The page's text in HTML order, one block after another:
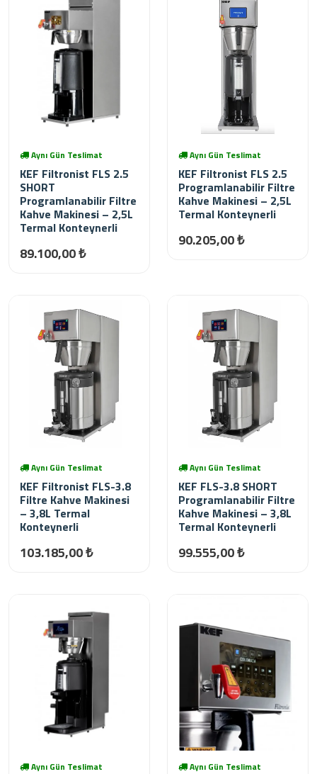
Aynı Gün Teslimat
KEF Filtronist FLS 2.5
SHORT
Programlanabilir Filtre
Kahve Makinesi – 2,5L
Termal Konteynerli
89.100,00 ₺
Aynı Gün Teslimat
KEF Filtronist FLS 2.5
Programlanabilir Filtre
Kahve Makinesi – 2,5L
Termal Konteynerli
90.205,00 ₺
Aynı Gün Teslimat
KEF Filtronist FLS-3.8
Filtre Kahve Makinesi
– 3,8L Termal
Konteynerli
103.185,00 ₺
Aynı Gün Teslimat
KEF FLS-3.8 SHORT
Programlanabilir Filtre
Kahve Makinesi – 3,8L
Termal Konteynerli
99.555,00 ₺
Aynı Gün Teslimat Aynı Gün Teslimat